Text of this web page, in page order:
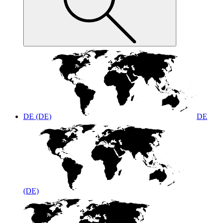
DE (DE) DE
(DE)